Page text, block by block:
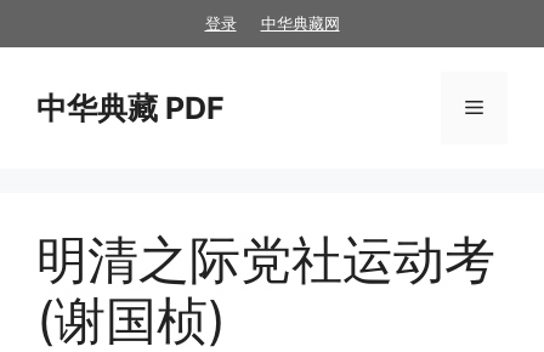
至
登录 中华典藏网
中华典藏 PDF 菜
明清之际党社运动考
(谢国桢)